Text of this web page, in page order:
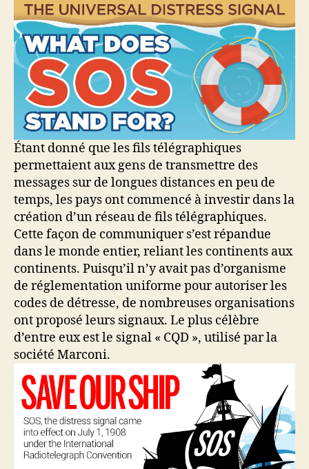
Étant donné que les fils télégraphiques
permettaient aux gens de transmettre des
messages sur de longues distances en peu de
temps, les pays ont commencé à investir dans la
création d’un réseau de fils télégraphiques.
Cette façon de communiquer s’est répandue
dans le monde entier, reliant les continents aux
continents. Puisqu’il n’y avait pas d’organisme
de réglementation uniforme pour autoriser les
codes de détresse, de nombreuses organisations
ont proposé leurs signaux. Le plus célèbre
d’entre eux est le signal « CQD », utilisé par la
société Marconi.